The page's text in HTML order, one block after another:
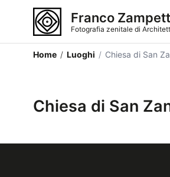
Franco
Fotografia zenitale di
Home / Luoghi / Chiesa di San
Chiesa di San